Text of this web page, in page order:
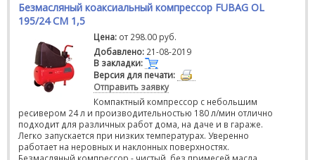
Безмасляный коаксиальный компрессор FUBAG OL
195/24 CM 1,5
Цена: от 298.00 руб.
Добавлено: 21-08-2019
В закладки:
Версия для печати:
Отправить заявку
Компактный компрессор с небольшим
ресивером 24 л и производительностью 180 л/мин отлично
подходит для различных работ дома, на даче и в гараже.
Легко запускается при низких температурах. Уверенно
работает на неровных и наклонных поверхностях.